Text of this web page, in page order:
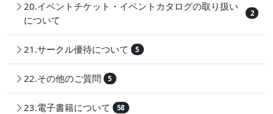
20.イベントチケット・イベントカタログの取り扱い
について
2
21.サークル優待について 5
22.その他のご質問 5
23.電子書籍について 58